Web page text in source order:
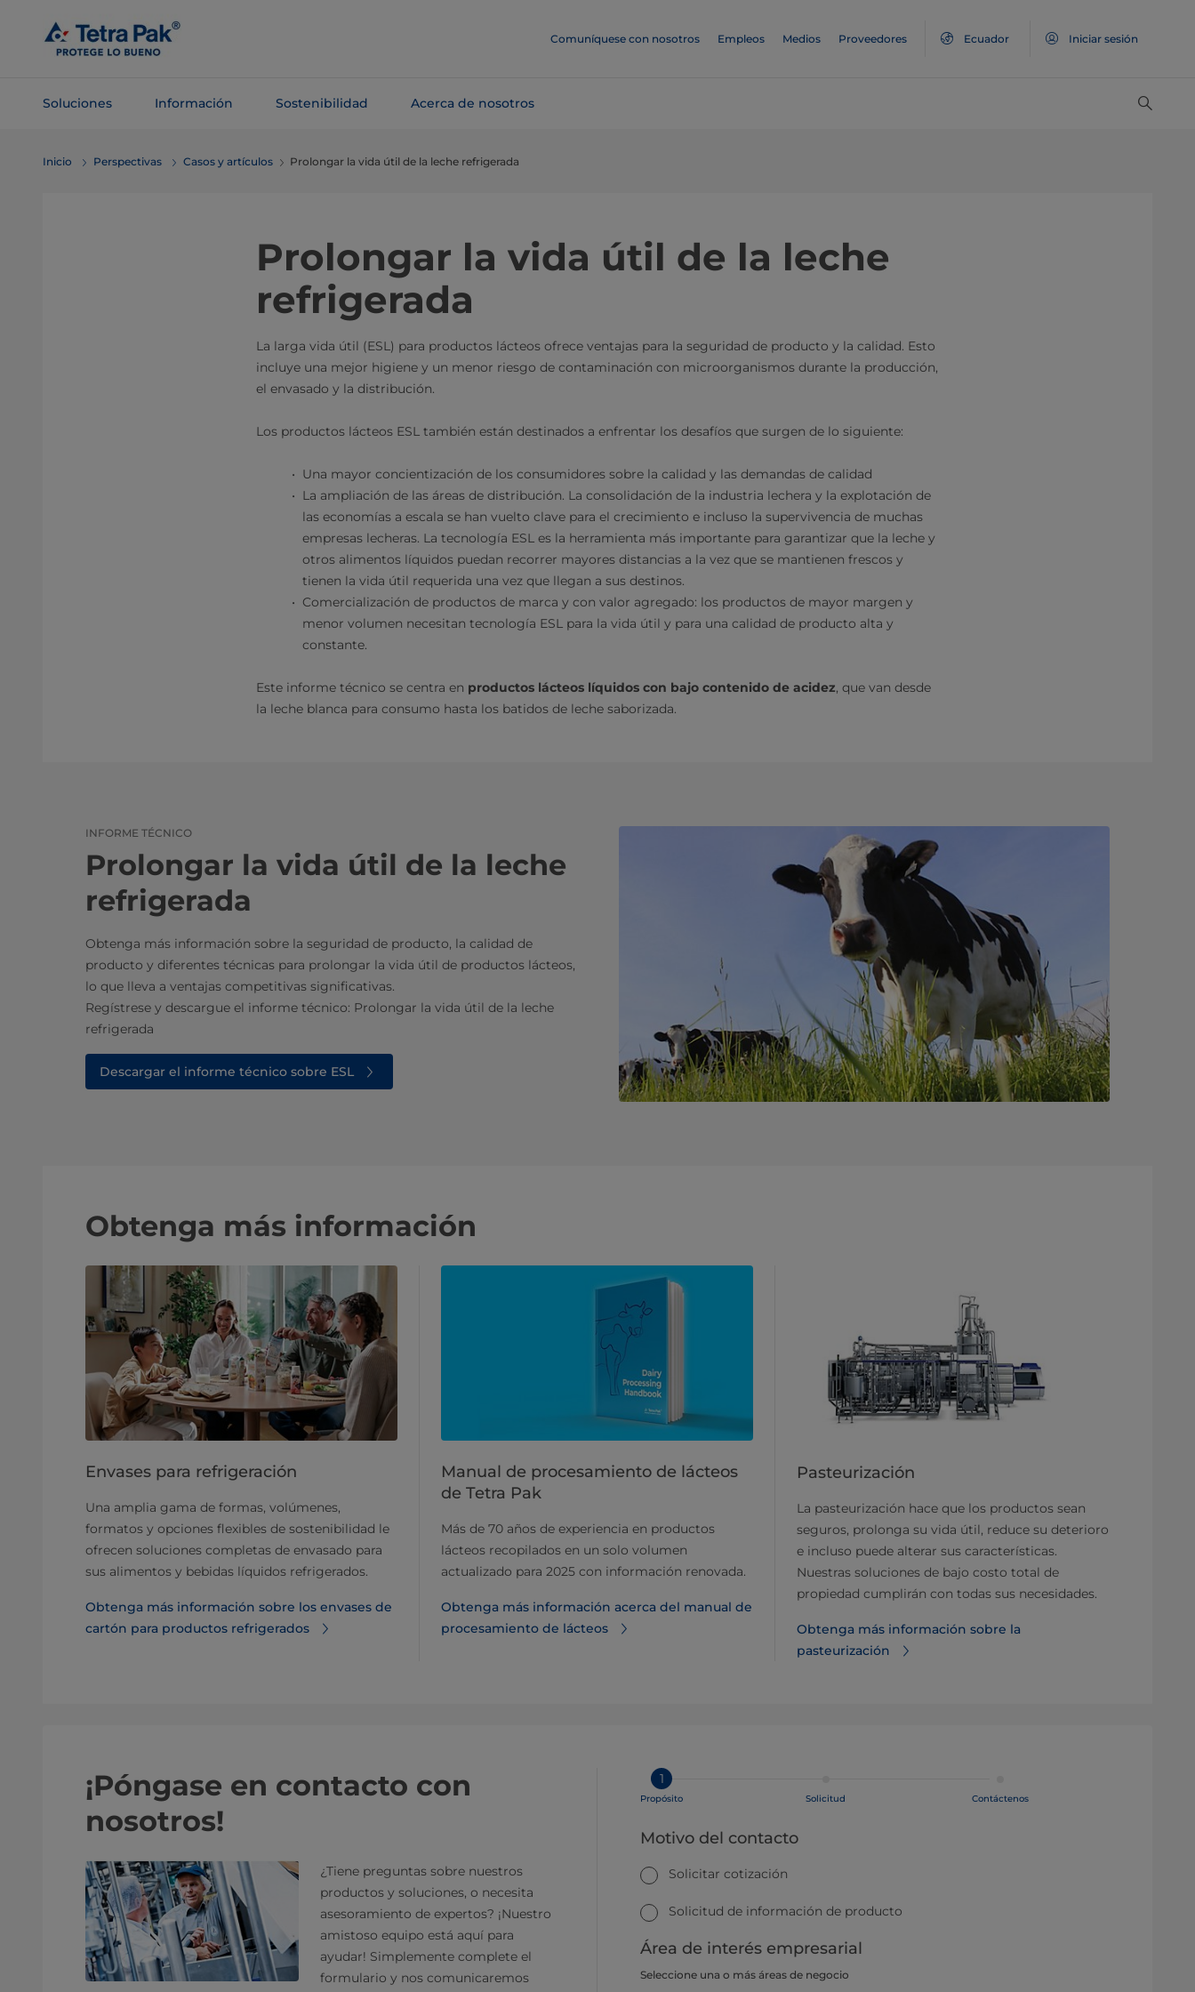
contenido
principal
Comuníquese con nosotros Empleos Medios Proveedores Ecuador Iniciar sesión
Soluciones Información Sostenibilidad Acerca de nosotros
navegación
Inicio Perspectivas Casos y artículos Prolongar la vida útil de la leche refrigerada
Prolongar la vida útil de la leche
refrigerada
La larga vida útil (ESL) para productos lácteos ofrece ventajas para la seguridad de producto y la calidad. Esto
incluye una mejor higiene y un menor riesgo de contaminación con microorganismos durante la producción,
el envasado y la distribución.
Los productos lácteos ESL también están destinados a enfrentar los desafíos que surgen de lo siguiente:
Una mayor concientización de los consumidores sobre la calidad y las demandas de calidad
La ampliación de las áreas de distribución. La consolidación de la industria lechera y la explotación de
las economías a escala se han vuelto clave para el crecimiento e incluso la supervivencia de muchas
empresas lecheras. La tecnología ESL es la herramienta más importante para garantizar que la leche y
otros alimentos líquidos puedan recorrer mayores distancias a la vez que se mantienen frescos y
tienen la vida útil requerida una vez que llegan a sus destinos.
Comercialización de productos de marca y con valor agregado: los productos de mayor margen y
menor volumen necesitan tecnología ESL para la vida útil y para una calidad de producto alta y
constante.
Este informe técnico se centra en productos lácteos líquidos con bajo contenido de acidez, que van desde
la leche blanca para consumo hasta los batidos de leche saborizada.
INFORME TÉCNICO
Prolongar la vida útil de la leche
refrigerada
Obtenga más información sobre la seguridad de producto, la calidad de
producto y diferentes técnicas para prolongar la vida útil de productos lácteos,
lo que lleva a ventajas competitivas significativas.
Regístrese y descargue el informe técnico: Prolongar la vida útil de la leche
refrigerada
Descargar el informe técnico sobre ESL
Obtenga más información
Envases para refrigeración
Una amplia gama de formas, volúmenes,
formatos y opciones flexibles de sostenibilidad le
ofrecen soluciones completas de envasado para
sus alimentos y bebidas líquidos refrigerados.
Obtenga más información sobre los envases de
cartón para productos refrigerados
Manual de procesamiento de lácteos
de Tetra Pak
Más de 70 años de experiencia en productos
lácteos recopilados en un solo volumen
actualizado para 2025 con información renovada.
Obtenga más información acerca del manual de
procesamiento de lácteos
Pasteurización
La pasteurización hace que los productos sean
seguros, prolonga su vida útil, reduce su deterioro
e incluso puede alterar sus características.
Nuestras soluciones de bajo costo total de
propiedad cumplirán con todas sus necesidades.
Obtenga más información sobre la
pasteurización
¡Póngase en contacto con
nosotros!
¿Tiene preguntas sobre nuestros
productos y soluciones, o necesita
asesoramiento de expertos? ¡Nuestro
amistoso equipo está aquí para
ayudar! Simplemente complete el
formulario y nos comunicaremos
1
Propósito Solicitud Contáctenos
Motivo del contacto
Solicitar cotización
Solicitud de información de producto
Área de interés empresarial
Seleccione una o más áreas de negocio